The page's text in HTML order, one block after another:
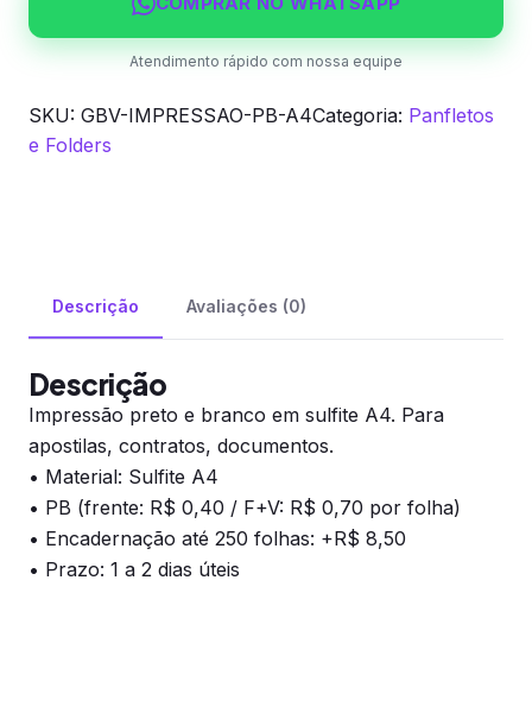
Atendimento rápido com nossa equipe
SKU: GBV-IMPRESSAO-PB-A4Categoria: Panfletos
e Folders
Descrição Avaliações (0)
Descrição
Impressão preto e branco em sulfite A4. Para
apostilas, contratos, documentos.
• Material: Sulfite A4
• PB (frente: R$ 0,40 / F+V: R$ 0,70 por folha)
• Encadernação até 250 folhas: +R$ 8,50
• Prazo: 1 a 2 dias úteis